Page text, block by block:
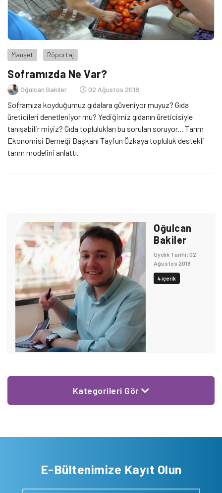
Manşet Röportaj
Soframızda Ne Var?
Oğulcan Bakiler 02 Ağustos 2018
Soframıza koyduğumuz gıdalara güveniyor muyuz? Gıda
üreticileri denetleniyor mu? Yediğimiz gıdanın üreticisiyle
tanışabilir miyiz? Gıda toplulukları bu soruları soruyor... Tarım
Ekonomisi Derneği Başkanı Tayfun Özkaya topluluk destekli
tarım modelini anlattı.
Oğulcan
Bakiler
Üyelik Tarihi: 02
Ağustos 2018
4 içerik
Kategorileri Gör
E-Bültenimize Kayıt Olun